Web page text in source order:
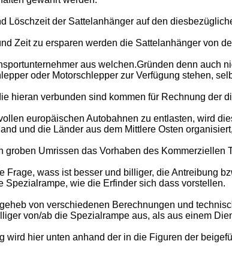
Löschzeit der Sattelanhänger auf den
Zeit zu ersparen werden die Sattelanhänger von
aus welchen.Gründen denn auch
oder Motorschlepper zur Verfügung stehen,
hieran verbunden sind kommen für Rechnung der
europäischen Autobahnen zu entlasten, wird
und die Länder aus dem Mittlere Osten
groben Umrissen das Vorhaben des Kommerziellen
Frage, wass ist besser und billiger, die Antreibung
Spezialrampe, wie die Erfinder sich dass vorstellen.
von verschiedenen Berechnungen und
von/ab die Spezialrampe aus, als aus einem
wird hier unten anhand der in die Figuren der